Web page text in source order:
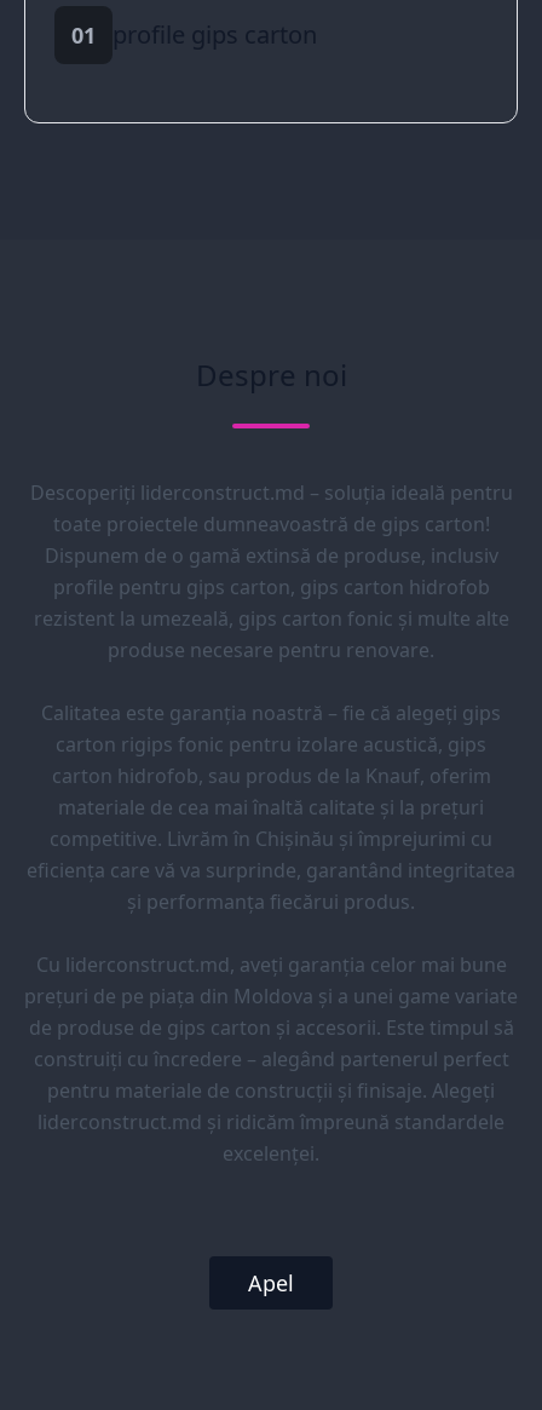
01 profile gips carton
Despre noi
Descoperiți liderconstruct.md – soluția ideală pentru
toate proiectele dumneavoastră de gips carton!
Dispunem de o gamă extinsă de produse, inclusiv
profile pentru gips carton, gips carton hidrofob
rezistent la umezeală, gips carton fonic și multe alte
produse necesare pentru renovare.
Calitatea este garanția noastră – fie că alegeți gips
carton rigips fonic pentru izolare acustică, gips
carton hidrofob, sau produs de la Knauf, oferim
materiale de cea mai înaltă calitate și la prețuri
competitive. Livrăm în Chișinău și împrejurimi cu
eficiența care vă va surprinde, garantând integritatea
și performanța fiecărui produs.
Cu liderconstruct.md, aveți garanția celor mai bune
prețuri de pe piața din Moldova și a unei game variate
de produse de gips carton și accesorii. Este timpul să
construiți cu încredere – alegând partenerul perfect
pentru materiale de construcții și finisaje. Alegeți
liderconstruct.md și ridicăm împreună standardele
excelenței.
Apel